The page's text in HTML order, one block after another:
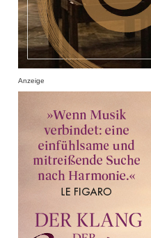
Anzeige